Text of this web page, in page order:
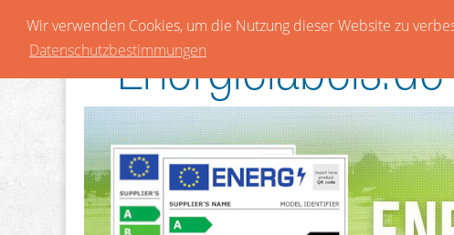
Wir verwenden Cookies, um die Nutzung dieser Website zu
Datenschutzbestimmungen